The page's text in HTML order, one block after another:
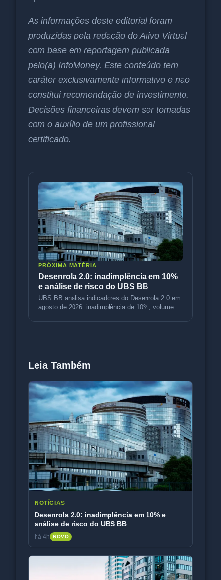
As informações deste editorial foram
produzidas pela redação do Ativo Virtual
com base em reportagem publicada
pelo(a) InfoMoney. Este conteúdo tem
caráter exclusivamente informativo e não
constitui recomendação de investimento.
Decisões financeiras devem ser tomadas
com o auxílio de um profissional
certificado.
PRÓXIMA MATÉRIA
Desenrola 2.0: inadimplência em 10%
e análise de risco do UBS BB
UBS BB analisa indicadores do Desenrola 2.0 em
agosto de 2026: inadimplência de 10%, volume de
Leia Também
NOTÍCIAS
Desenrola 2.0: inadimplência em 10% e
análise de risco do UBS BB
há 4h NOVO